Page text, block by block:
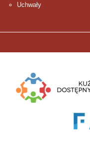
Uchwały